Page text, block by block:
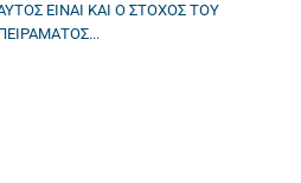
ΕΙΝΑΙ ΚΑΙ Ο ΣΤΟΧΟΣ ΤΟΥ